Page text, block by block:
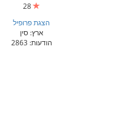
הצגת פרופיל
ארץ: סין
הודעות: 2863